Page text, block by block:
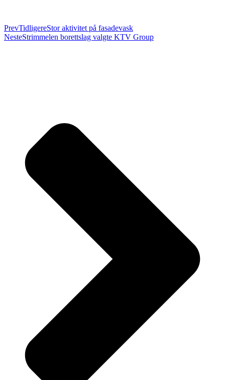
PrevTidligereStor aktivitet på fasadevask
NesteStrimmelen borettslag valgte KTV Group